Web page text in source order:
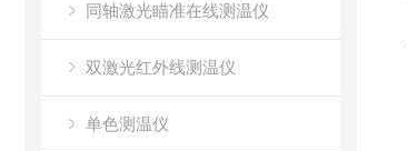
同轴激光瞄准在线测温仪
双激光红外线测温仪
单色测温仪